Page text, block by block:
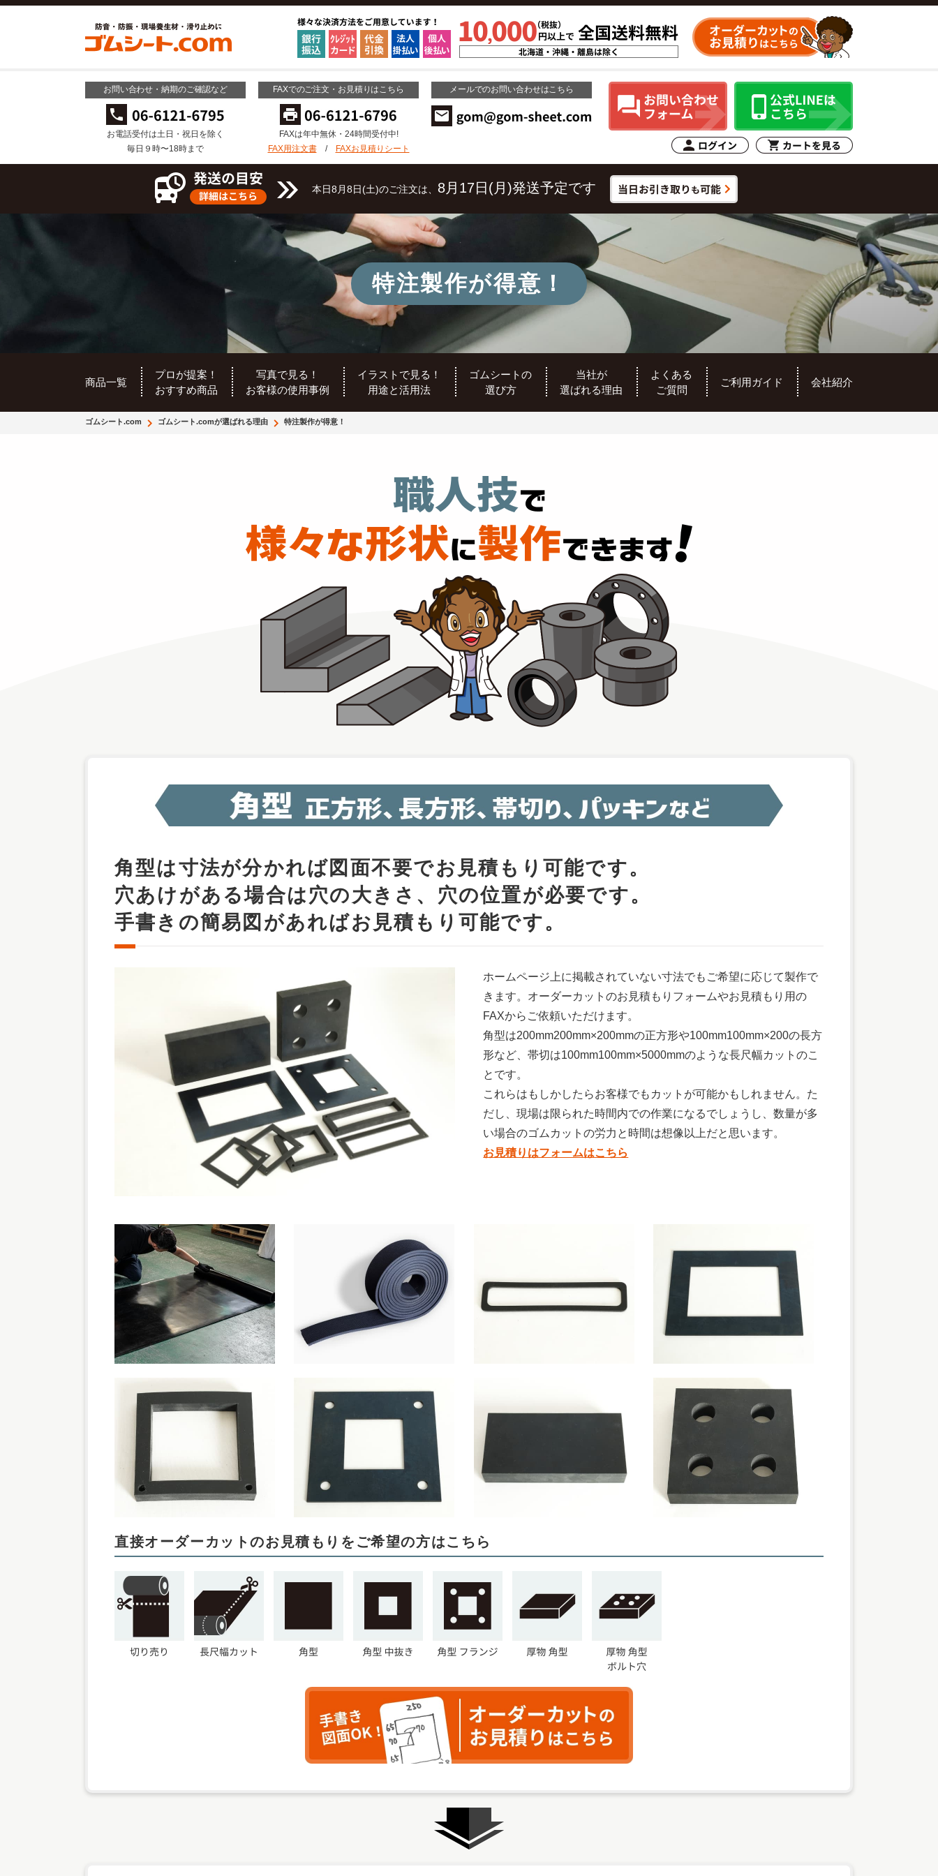
お問い合わせ・納期のご確認など
お電話受付は土日・祝日を除く
毎日９時〜18時まで
FAXでのご注文・お見積りはこちら
FAXは年中無休・24時間受付中!
FAX用注文書/ FAXお見積りシート
メールでのお問い合わせはこちら
本日8月8日(土)のご注文は、 8月17日(月)発送予定です
特注製作が得意！
商品一覧
プロが提案！
おすすめ商品
写真で見る！
お客様の使用事例
イラストで見る！
用途と活用法
ゴムシートの
選び方
当社が
選ばれる理由
よくある
ご質問
ご利用ガイド 会社紹介
ゴムシート.com ゴムシート.comが選ばれる理由 特注製作が得意！
角型は寸法が分かれば図面不要でお見積もり可能です。
穴あけがある場合は穴の大きさ、穴の位置が必要です。
手書きの簡易図があればお見積もり可能です。
ホームページ上に掲載されていない寸法でもご希望に応じて製作で
きます。オーダーカットのお見積もりフォームやお見積もり用の
FAXからご依頼いただけます。
角型は200mm200mm×200mmの正方形や100mm100mm×200の長方
形など、帯切は100mm100mm×5000mmのような長尺幅カットのこ
とです。
これらはもしかしたらお客様でもカットが可能かもしれません。た
だし、現場は限られた時間内での作業になるでしょうし、数量が多
い場合のゴムカットの労力と時間は想像以上だと思います。
お見積りはフォームはこちら
直接オーダーカットのお見積もりをご希望の方はこちら